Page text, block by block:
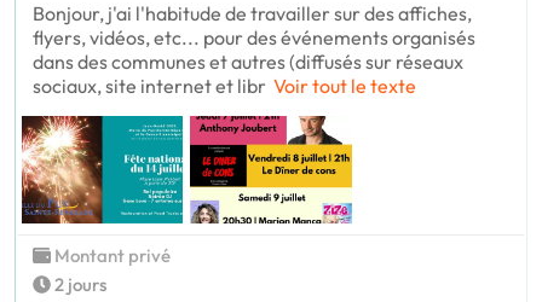
Bonjour, j'ai l'habitude de travailler sur des affiches,
flyers, vidéos, etc... pour des événements organisés
dans des communes et autres (diffusés sur réseaux
sociaux, site internet et libr Voir tout le texte
Montant privé
2 jours